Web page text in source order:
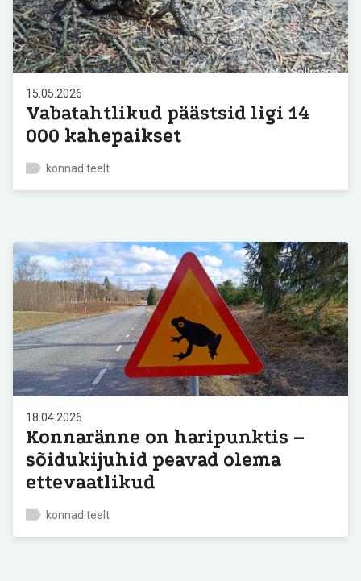
15.05.2026
Vabatahtlikud päästsid ligi 14
000 kahepaikset
konnad teelt
18.04.2026
Konnaränne on haripunktis –
sõidukijuhid peavad olema
ettevaatlikud
konnad teelt